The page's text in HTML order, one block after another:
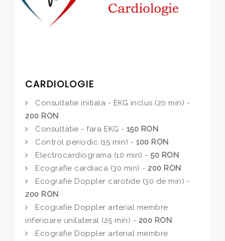
CARDIOLOGIE
Consultatie initiala - EKG inclus (20 min) -
200 RON
Consultatie - fara EKG - 150 RON
Control periodic (15 min) - 100 RON
Electrocardiograma (10 min) - 50 RON
Ecografie cardiaca (30 min) - 200 RON
Ecografie Doppler carotide (30 de min) -
200 RON
Ecografie Doppler arterial membre
inferioare unilateral (25 min) - 200 RON
Ecografie Doppler arterial membre